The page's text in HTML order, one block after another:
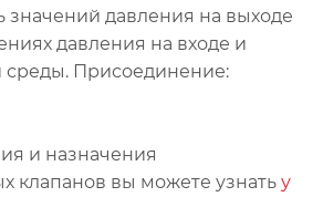
значений давления на выходе
давления на входе и
среды. Присоединение:
и назначения
клапанов вы можете узнать у